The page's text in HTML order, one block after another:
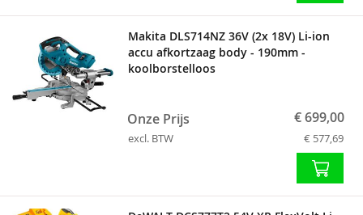
Makita DLS714NZ 36V (2x 18V) Li-ion
accu afkortzaag body - 190mm -
koolborstelloos
Onze Prijs € 699,00
excl. BTW € 577,69